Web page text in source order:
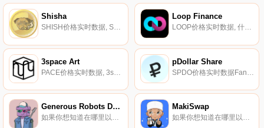
Shisha
SHISH价格实时数据, SHISH民族我们不是第一个,我们是第一个项目SHISH是一个基于模因的项目,使用NFT艺术作品来促进动物爱好者、艺术家和保护动物权利,包括那些支持动物收容所和残疾动物收容所的项目.
Loop Finance
LOOP价格实时数据, 什么是Loop Finance（LOOP）？Loop Finance是Terra区块链上第一个具有激励流动性池的去中心化交易所.
3space Art
PACE价格实时数据, 3space Art是一个数字艺术平台,艺术家和收藏家有机会在线下活动和展览中展示数字艺术。3space利用非可替代代币（NFT）与艺术家和收藏家一起识别每件艺术品,因此与发行、复制、表演、公开展示或衍生作品相关的凭证和商业收益将归NFT持有人（或创作者）所有.
pDollar Share
Generous Robots DAO
如果你想知道在哪里以当前价格购买Generous Robots DAO,目前交易{Generous Robots DAO]股票的顶级加密货币交易所是Raydium。您可以在我们的加密货币交易所页面上找到其他列表。Generous Robots DAO是索拉纳上5555个随机生成的机器人的集合.
MakiSwap
如果你想知道在哪里以当前价格购买MakiSwap,目前交易{MakiSwap]股票的顶级加密货币交易所是KuCoin、Bibox和MakiSwap。您可以在我们的加密货币交易所页面上找到其他列表.